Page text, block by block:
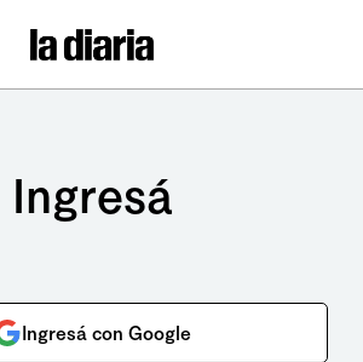
Ingresá
Ingresá con Google